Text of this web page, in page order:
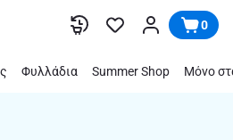
0
Φυλλάδια Summer Shop Μόνο